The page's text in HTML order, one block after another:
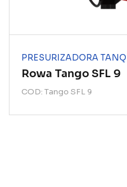
PRESURIZADORA
Rowa Tango SFL 9
COD: Tango SFL 9